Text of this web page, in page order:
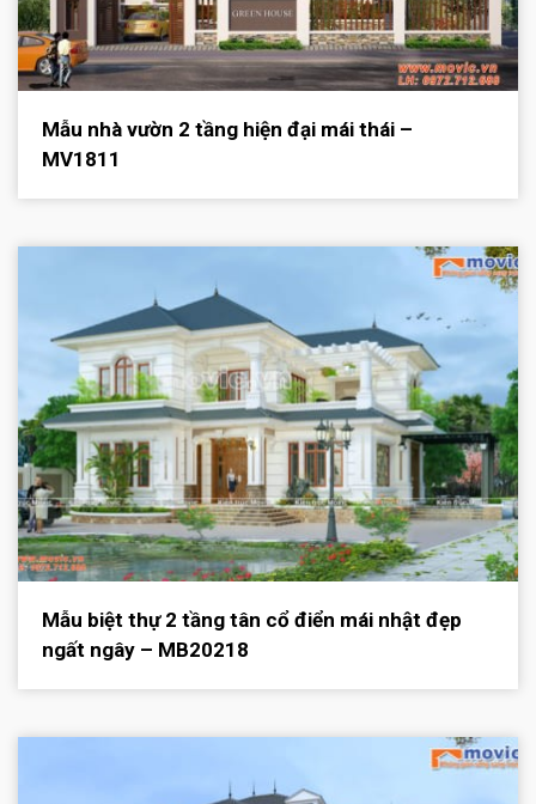
Mẫu nhà vườn 2 tầng hiện đại mái thái –
MV1811
Mẫu biệt thự 2 tầng tân cổ điển mái nhật đẹp
ngất ngây – MB20218